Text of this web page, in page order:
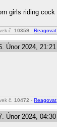
girls riding cock
č.10359 - Reagovat
Únor 2024, 21:21
č.10472 - Reagovat
Únor 2024, 04:30